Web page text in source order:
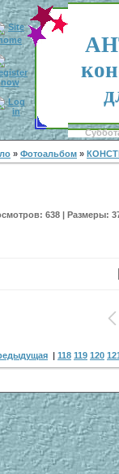
» Фотоальбом »
638 | Размеры:
| 118 119 120